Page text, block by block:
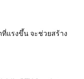
ที่แรงขึ้น จะช่วยสร้าง